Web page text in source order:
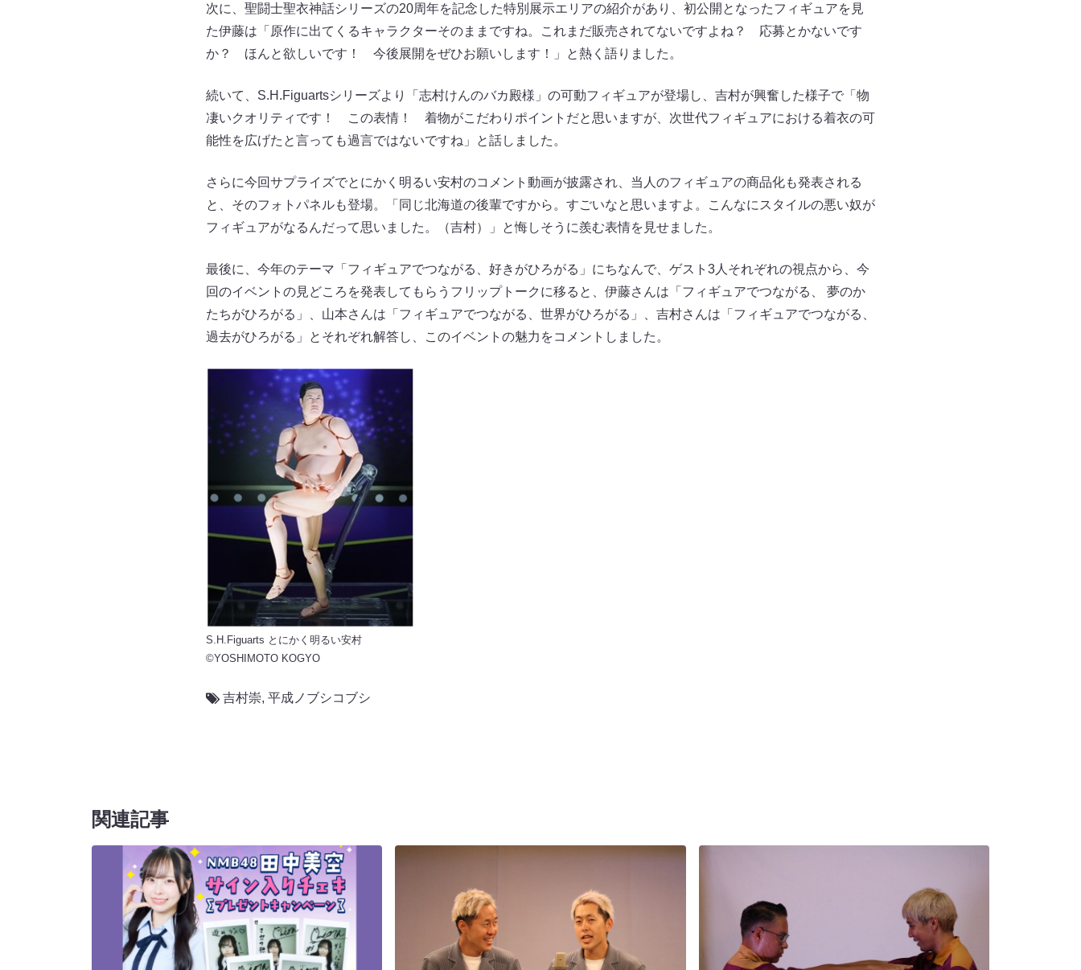
次に、聖闘士聖衣神話シリーズの20周年を記念した特別展示エリアの紹介があり、初公開となったフィギュアを見
た伊藤は「原作に出てくるキャラクターそのままですね。これまだ販売されてないですよね？ 応募とかないです
か？ ほんと欲しいです！ 今後展開をぜひお願いします！」と熱く語りました。
続いて、S.H.Figuartsシリーズより「志村けんのバカ殿様」の可動フィギュアが登場し、吉村が興奮した様子で「物
凄いクオリティです！ この表情！ 着物がこだわりポイントだと思いますが、次世代フィギュアにおける着衣の可
能性を広げたと言っても過言ではないですね」と話しました。
さらに今回サプライズでとにかく明るい安村のコメント動画が披露され、当人のフィギュアの商品化も発表される
と、そのフォトパネルも登場。「同じ北海道の後輩ですから。すごいなと思いますよ。こんなにスタイルの悪い奴が
フィギュアがなるんだって思いました。（吉村）」と悔しそうに羨む表情を見せました。
最後に、今年のテーマ「フィギュアでつながる、好きがひろがる」にちなんで、ゲスト3人それぞれの視点から、今
回のイベントの見どころを発表してもらうフリップトークに移ると、伊藤さんは「フィギュアでつながる、 夢のか
たちがひろがる」、山本さんは「フィギュアでつながる、世界がひろがる」、吉村さんは「フィギュアでつながる、
過去がひろがる」とそれぞれ解答し、このイベントの魅力をコメントしました。
S.H.Figuarts とにかく明るい安村
©YOSHIMOTO KOGYO
吉村崇, 平成ノブシコブシ
関連記事